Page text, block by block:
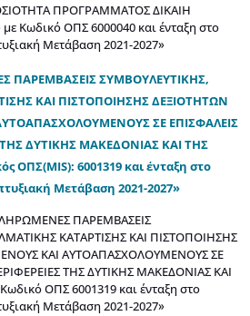
ΠΡΟΓΡΑΜΜΑΤΟΣ ΔΙΚΑΙΗ
Κωδικό ΟΠΣ 6000040 και ένταξη στο
Μετάβαση 2021-2027»
ΠΑΡΕΜΒΑΣΕΙΣ ΣΥΜΒΟΥΛΕΥΤΙΚΗΣ,
ΚΑΙ ΠΙΣΤΟΠΟΙΗΣΗΣ ΔΕΞΙΟΤΗΤΩΝ
ΣΕ ΕΠΙΣΦΑΛΕΙΣ
ΤΗΣ ΔΥΤΙΚΗΣ ΜΑΚΕΔΟΝΙΑΣ ΚΑΙ ΤΗΣ
6001319 και ένταξη στο
Μετάβαση 2021-2027»
ΠΑΡΕΜΒΑΣΕΙΣ
ΚΑΤΑΡΤΙΣΗΣ ΚΑΙ ΠΙΣΤΟΠΟΙΗΣΗΣ
ΚΑΙ ΑΥΤΟΑΠΑΣΧΟΛΟΥΜΕΝΟΥΣ ΣΕ
ΤΗΣ ΔΥΤΙΚΗΣ ΜΑΚΕΔΟΝΙΑΣ ΚΑΙ
ΟΠΣ 6001319 και ένταξη στο
Μετάβαση 2021-2027»